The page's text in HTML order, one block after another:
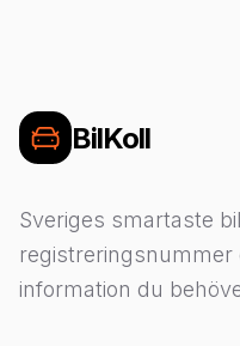
BilKoll
Sveriges smartaste
registreringsnummer
information du